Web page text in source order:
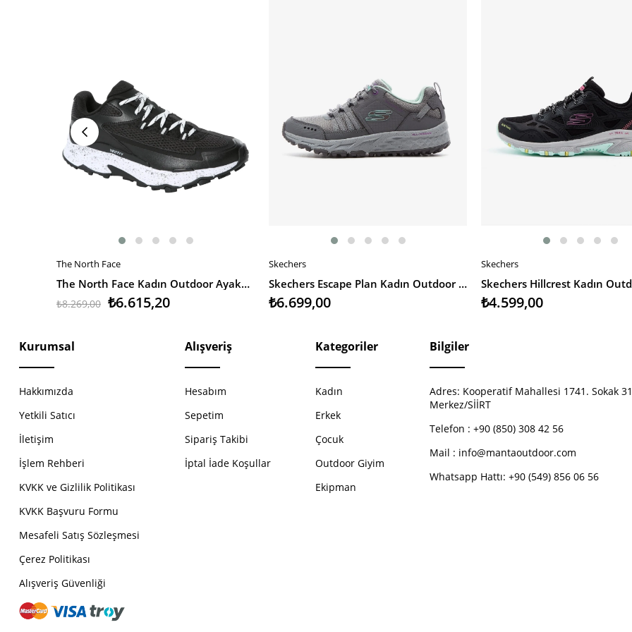
SEPETE EKLE
The North Face
The North Face Kadın Outdoor Ayakkabı Vectiv Taraval
₺6.615,20
₺8.269,00
SEPETE EKLE
Skechers
Skechers Escape Plan Kadın Outdoor Ayakkabı
₺6.699,00
SEPETE EKLE
Skechers
₺4.599,00
Kurumsal
Hakkımızda
Yetkili Satıcı
İletişim
İşlem Rehberi
KVKK ve Gizlilik Politikası
KVKK Başvuru Formu
Mesafeli Satış Sözleşmesi
Çerez Politikası
Alışveriş Güvenliği
Alışveriş
Hesabım
Sepetim
Sipariş Takibi
İptal İade Koşullar
Kategoriler
Kadın
Erkek
Çocuk
Outdoor Giyim
Ekipman
Bilgiler
Adres: Kooperatif Mahallesi 1741. Sokak
Merkez/SİİRT
Telefon : +90 (850) 308 42 56
Mail : info@mantaoutdoor.com
Whatsapp Hattı: +90 (549) 856 06 56